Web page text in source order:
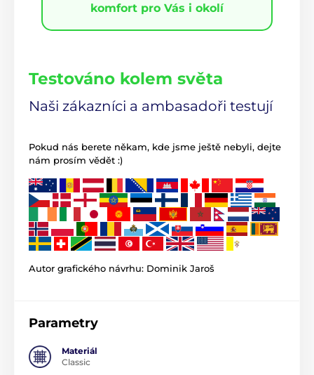
komfort pro Vás i okolí
Testováno kolem světa
Naši zákazníci a ambasadoři testují
Pokud nás berete někam, kde jsme ještě nebyli, dejte
nám prosím vědět :)
Autor grafického návrhu: Dominik Jaroš
Parametry
Materiál
Classic